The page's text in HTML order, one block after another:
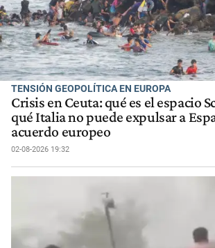
TENSIÓN GEOPOLÍTICA EN EUROPA
Crisis en Ceuta: qué es el espacio
qué Italia no puede expulsar a
acuerdo europeo
02-08-2026 19:32